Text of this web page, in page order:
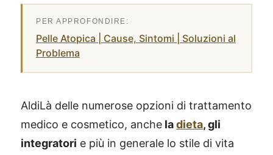
Pelle Atopica | Cause, Sintomi | Soluzioni al
Problema
AldiLà delle numerose opzioni di trattamento
medico e cosmetico, anche ladieta, gli
integratori e più in generale lo stile di vita